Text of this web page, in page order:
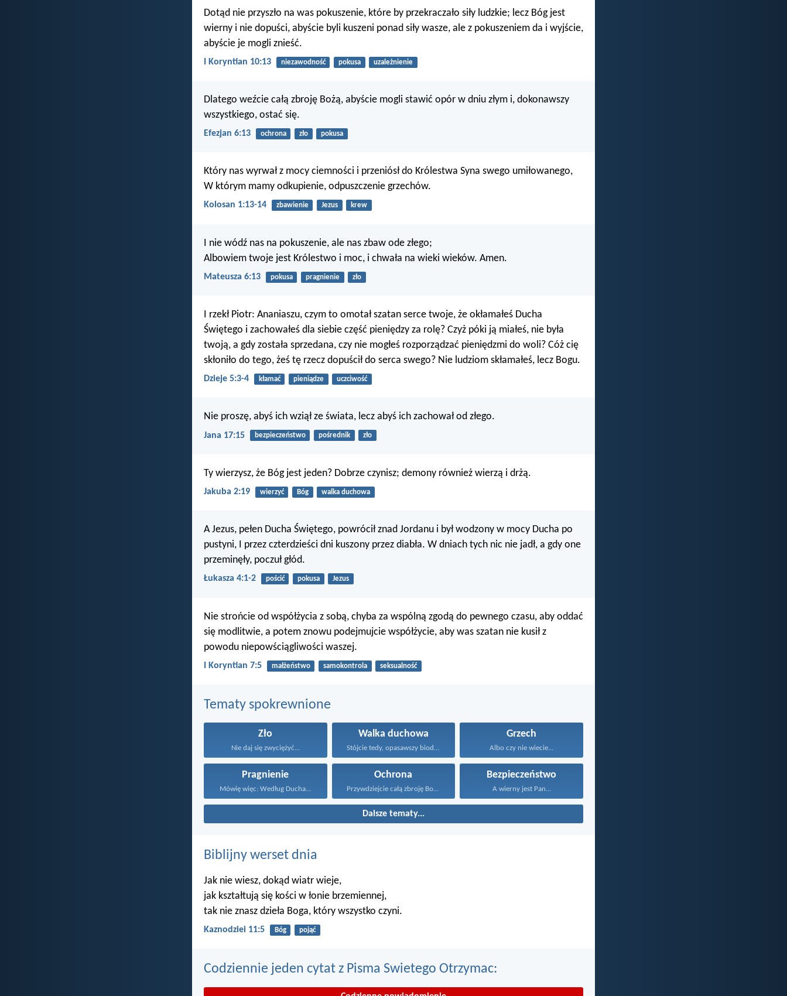
Dotąd nie przyszło na was pokuszenie, które by przekraczało siły ludzkie; lecz Bóg jest
wierny i nie dopuści, abyście byli kuszeni ponad siły wasze, ale z pokuszeniem da i wyjście,
abyście je mogli znieść.
I Koryntian 10:13 niezawodność pokusa uzależnienie
Dlatego weźcie całą zbroję Bożą, abyście mogli stawić opór w dniu złym i, dokonawszy
wszystkiego, ostać się.
Efezjan 6:13 ochrona zło pokusa
Który nas wyrwał z mocy ciemności i przeniósł do Królestwa Syna swego umiłowanego,
W którym mamy odkupienie, odpuszczenie grzechów.
Kolosan 1:13-14 zbawienie Jezus krew
I nie wódź nas na pokuszenie, ale nas zbaw ode złego;
Albowiem twoje jest Królestwo i moc, i chwała na wieki wieków. Amen.
Mateusza 6:13 pokusa pragnienie zło
I rzekł Piotr: Ananiaszu, czym to omotał szatan serce twoje, że okłamałeś Ducha
Świętego i zachowałeś dla siebie część pieniędzy za rolę? Czyż póki ją miałeś, nie była
twoją, a gdy została sprzedana, czy nie mogłeś rozporządzać pieniędzmi do woli? Cóż cię
skłoniło do tego, żeś tę rzecz dopuścił do serca swego? Nie ludziom skłamałeś, lecz Bogu.
Dzieje 5:3-4 kłamać pieniądze uczciwość
Nie proszę, abyś ich wziął ze świata, lecz abyś ich zachował od złego.
Jana 17:15 bezpieczeństwo pośrednik zło
Ty wierzysz, że Bóg jest jeden? Dobrze czynisz; demony również wierzą i drżą.
Jakuba 2:19 wierzyć Bóg walka duchowa
A Jezus, pełen Ducha Świętego, powrócił znad Jordanu i był wodzony w mocy Ducha po
pustyni, I przez czterdzieści dni kuszony przez diabła. W dniach tych nic nie jadł, a gdy one
przeminęły, poczuł głód.
Łukasza 4:1-2 pościć pokusa Jezus
Nie strońcie od współżycia z sobą, chyba za wspólną zgodą do pewnego czasu, aby oddać
się modlitwie, a potem znowu podejmujcie współżycie, aby was szatan nie kusił z
powodu niepowściągliwości waszej.
I Koryntian 7:5 małżeństwo samokontrola seksualność
Tematy spokrewnione
Zło
Nie daj się zwyciężyć...
Walka duchowa
Stójcie tedy, opasawszy biodra...
Grzech
Albo czy nie wiecie...
Pragnienie
Mówię więc: Według Ducha...
Ochrona
Przywdziejcie całą zbroję Bożą...
Bezpieczeństwo
A wierny jest Pan...
Dalsze tematy...
Biblijny werset dnia
Jak nie wiesz, dokąd wiatr wieje,
jak kształtują się kości w łonie brzemiennej,
tak nie znasz dzieła Boga, który wszystko czyni.
Kaznodziei 11:5 Bóg pojąć
Codziennie jeden cytat z Pisma Swietego Otrzymac: